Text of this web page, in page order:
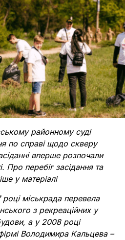
районному суді
по справі щодо скверу
вперше розпочали
Про перебіг засідання та
у матеріалі
міськрада перевела
з рекреаційних у
а у 2008 році
Володимира Кальцева –